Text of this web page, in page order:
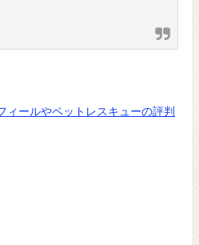
ールやペットレスキューの評判